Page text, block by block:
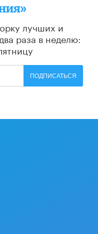
лучших и
два раза в неделю:
ПОДПИСАТЬСЯ